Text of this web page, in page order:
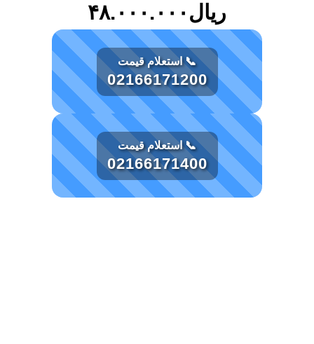
ریال ۴۸.۰۰۰.۰۰۰
📞 استعلام قیمت
02166171200
📞 استعلام قیمت
02166171400